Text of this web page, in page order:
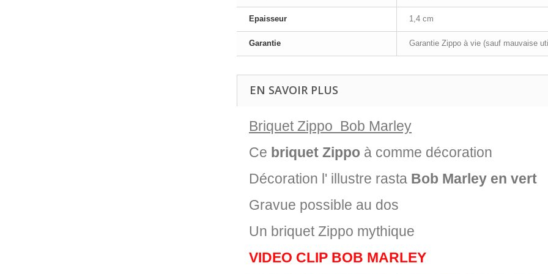
Epaisseur 1,4 cm
Garantie Garantie Zippo à vie (sauf mauvaise
EN SAVOIR PLUS
Briquet Zippo Bob Marley
Ce briquet Zippo à comme décoration
Décoration l' illustre rasta Bob Marley en vert
Gravue possible au dos
Un briquet Zippo mythique
VIDEO CLIP BOB MARLEY